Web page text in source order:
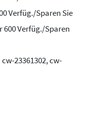
Verfüg./Sparen Sie
600 Verfüg./Sparen
23361302, cw-